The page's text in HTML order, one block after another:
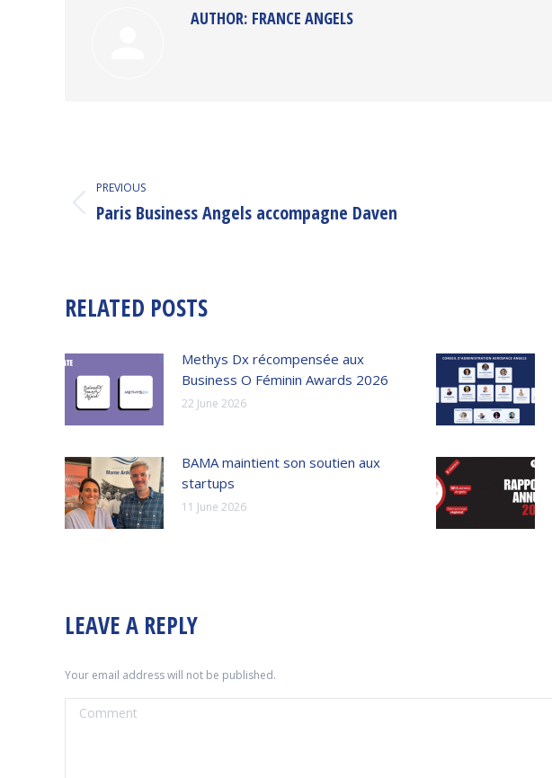
AUTHOR: FRANCE ANGELS
POST
NAVIGATION
PREVIOUS
Previous
Paris Business Angels accompagne Daven
RELATED POSTS
Methys Dx récompensée aux
Business O Féminin Awards 2026
22 June 2026
BAMA maintient son soutien aux
startups
11 June 2026
LEAVE A REPLY
Your email address will not be published.
Comment